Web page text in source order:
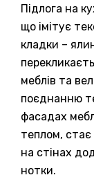
Підлога на
що імітує
кладки –
меблів та
поєднанню
фасадах
теплом,
на стінах
нотки.